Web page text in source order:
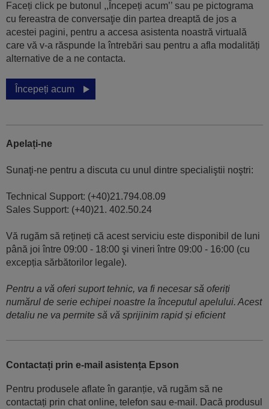
Faceți click pe butonul ,,Începeți acum’’ sau pe pictograma
cu fereastra de conversaţie din partea dreaptă de jos a
acestei pagini, pentru a accesa asistenta noastră virtuală
care vă v-a răspunde la întrebări sau pentru a afla modalități
alternative de a ne contacta.
Începeți acum
Apelați-ne
Sunaţi-ne pentru a discuta cu unul dintre specialiştii noştri:
Technical Support: (+40)21.794.08.09
Sales Support: (+40)21. 402.50.24
Vă rugăm să rețineți că acest serviciu este disponibil de luni
până joi între 09:00 - 18:00 şi vineri între 09:00 - 16:00 (cu
excepția sărbătorilor legale).
Pentru a vă oferi suport tehnic, va fi necesar să oferiți
numărul de serie echipei noastre la începutul apelului. Acest
detaliu ne va permite să vă sprijinim rapid și eficient
Contactați prin e-mail asistența Epson
Pentru produsele aflate în garanție, vă rugăm să ne
contactați prin chat online, telefon sau e-mail. Dacă produsul